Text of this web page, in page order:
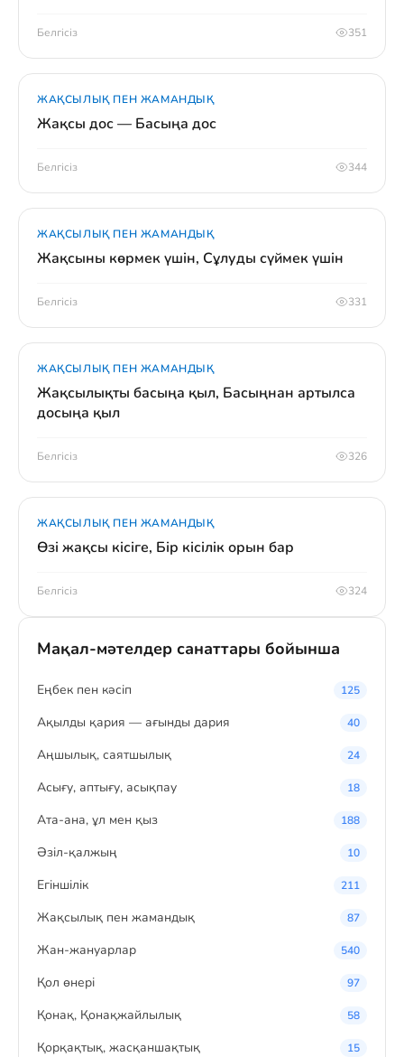
Белгісіз 351
ЖАҚСЫЛЫҚ ПЕН ЖАМАНДЫҚ
Жақсы дос — Басыңа дос
Белгісіз 344
ЖАҚСЫЛЫҚ ПЕН ЖАМАНДЫҚ
Жақсыны көрмек үшін, Сұлуды сүймек үшін
Белгісіз 331
ЖАҚСЫЛЫҚ ПЕН ЖАМАНДЫҚ
Жақсылықты басыңа қыл, Басыңнан артылса
досыңа қыл
Белгісіз 326
ЖАҚСЫЛЫҚ ПЕН ЖАМАНДЫҚ
Өзі жақсы кісіге, Бір кісілік орын бар
Белгісіз 324
Мақал-мәтелдер санаттары бойынша
Eңбек пен кәсіп 125
Ақылды қария — ағынды дария 40
Аңшылық, саятшылық 24
Асығу, аптығу, асықпау 18
Ата-ана, ұл мен қыз 188
Әзіл-қалжың 10
Егіншілік 211
Жақсылық пен жамандық 87
Жан-жануарлар 540
Қол өнері 97
Қонақ, Қонақжайлылық 58
Қорқақтық, жасқаншақтық 15